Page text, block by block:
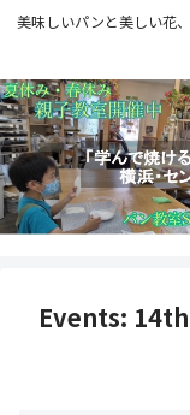
美味しいパンと美しい花
Events: